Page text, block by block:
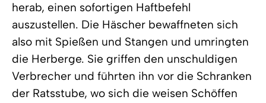
herab, einen sofortigen Haftbefehl
auszustellen. Die Häscher bewaffneten sich
also mit Spießen und Stangen und umringten
die Herberge. Sie griffen den unschuldigen
Verbrecher und führten ihn vor die Schranken
der Ratsstube, wo sich die weisen Schöffen